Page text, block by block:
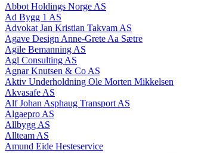
Abbot Holdings Norge AS
Ad Bygg 1 AS
Advokat Jan Kristian Takvam AS
Agave Design Anne-Grete Aa Sætre
Agile Bemanning AS
Agl Consulting AS
Agnar Knutsen & Co AS
Aktiv Underholdning Ole Morten Mikkelsen
Akvasafe AS
Alf Johan Asphaug Transport AS
Algaepro AS
Allbygg AS
Allteam AS
Amund Eide Hesteservice